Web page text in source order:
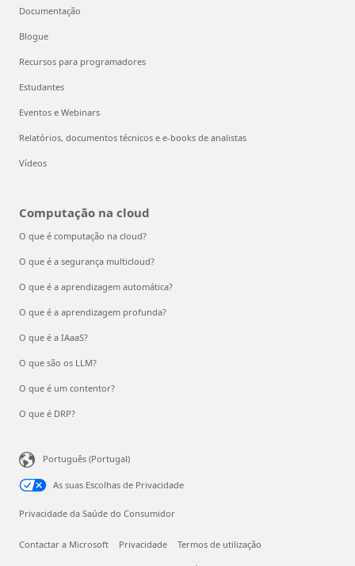
Documentação
Blogue
Recursos para programadores
Estudantes
Eventos e Webinars
Relatórios, documentos técnicos e e-books de analistas
Vídeos
Computação na cloud
O que é computação na cloud?
O que é a segurança multicloud?
O que é a aprendizagem automática?
O que é a aprendizagem profunda?
O que é a IAaaS?
O que são os LLM?
O que é um contentor?
O que é DRP?
Português (Portugal)
As suas Escolhas de Privacidade
Privacidade da Saúde do Consumidor
Contactar a Microsoft Privacidade Termos de utilização